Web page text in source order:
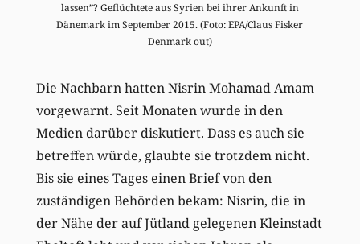
lassen”? Geflüchtete aus Syrien bei ihrer Ankunft in
Dänemark im September 2015. (Foto: EPA/Claus Fisker
Denmark out)
Die Nachbarn hatten Nisrin Mohamad Amam
vorgewarnt. Seit Monaten wurde in den
Medien darüber diskutiert. Dass es auch sie
betreffen würde, glaubte sie trotzdem nicht.
Bis sie eines Tages einen Brief von den
zuständigen Behörden bekam: Nisrin, die in
der Nähe der auf Jütland gelegenen Kleinstadt